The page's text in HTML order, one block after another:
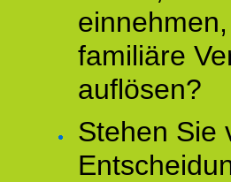
familiäre
auflösen?
Stehen Sie